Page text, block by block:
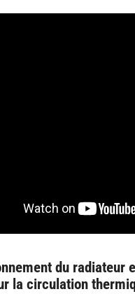
du radiateur
la circulation